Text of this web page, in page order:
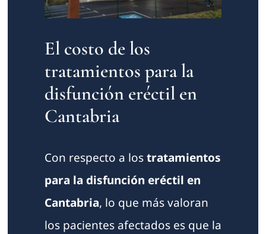
El costo de los
tratamientos para la
disfunción eréctil en
Cantabria
Con respecto a lostratamientos
para la disfunción eréctil en
Cantabria, lo que más valoran
los pacientes afectados es que la